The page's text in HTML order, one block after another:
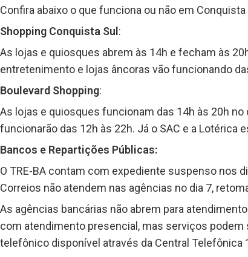
Confira abaixo o que funciona ou não em
Shopping Conquista Sul :
As lojas e quiosques abrem às 14h e fecham às
entretenimento e lojas âncoras vão funcionando
Boulevard Shopping:
As lojas e quiosques funcionam das 14h às 20h
funcionarão das 12h às 22h. Já o SAC e a Lotérica
Bancos e Repartições Públicas:
O TRE-BA contam com expediente suspenso nos
Correios não atendem nas agências no dia 7,
As agências bancárias não abrem para
com atendimento presencial, mas serviços
telefônico disponível através da Central